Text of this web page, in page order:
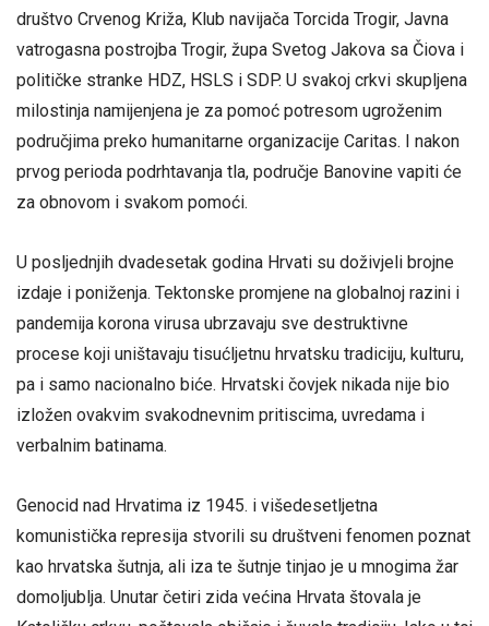
društvo Crvenog Križa, Klub navijača Torcida Trogir, Javna
vatrogasna postrojba Trogir, župa Svetog Jakova sa Čiova i
političke stranke HDZ, HSLS i SDP. U svakoj crkvi skupljena
milostinja namijenjena je za pomoć potresom ugroženim
područjima preko humanitarne organizacije Caritas. I nakon
prvog perioda podrhtavanja tla, područje Banovine vapiti će
za obnovom i svakom pomoći.
U posljednjih dvadesetak godina Hrvati su doživjeli brojne
izdaje i poniženja. Tektonske promjene na globalnoj razini i
pandemija korona virusa ubrzavaju sve destruktivne
procese koji uništavaju tisućljetnu hrvatsku tradiciju, kulturu,
pa i samo nacionalno biće. Hrvatski čovjek nikada nije bio
izložen ovakvim svakodnevnim pritiscima, uvredama i
verbalnim batinama.
Genocid nad Hrvatima iz 1945. i višedesetljetna
komunistička represija stvorili su društveni fenomen poznat
kao hrvatska šutnja, ali iza te šutnje tinjao je u mnogima žar
domoljublja. Unutar četiri zida većina Hrvata štovala je